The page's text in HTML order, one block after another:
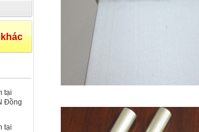
tại
Đồng
tại